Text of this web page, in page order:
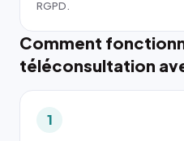
RGPD.
Comment
téléconsultation
1